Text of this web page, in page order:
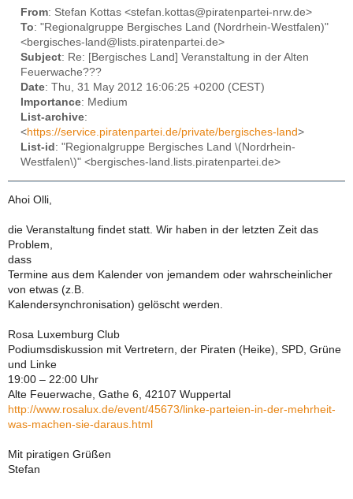
From: Stefan Kottas <stefan.kottas@piratenpartei-nrw.de>
To: "Regionalgruppe Bergisches Land (Nordrhein-Westfalen)"
<bergisches-land@lists.piratenpartei.de>
Subject: Re: [Bergisches Land] Veranstaltung in der Alten
Feuerwache???
Date: Thu, 31 May 2012 16:06:25 +0200 (CEST)
Importance: Medium
List-archive:
<https://service.piratenpartei.de/private/bergisches-land>
List-id : "Regionalgruppe Bergisches Land \(Nordrhein-
Westfalen\)" <bergisches-land.lists.piratenpartei.de>
Ahoi Olli,
die Veranstaltung findet statt. Wir haben in der letzten Zeit das
Problem,
dass
Termine aus dem Kalender von jemandem oder wahrscheinlicher
von etwas (z.B.
Kalendersynchronisation) gelöscht werden.
Rosa Luxemburg Club
Podiumsdiskussion mit Vertretern, der Piraten (Heike), SPD, Grüne
und Linke
19:00 – 22:00 Uhr
Alte Feuerwache, Gathe 6, 42107 Wuppertal
http://www.rosalux.de/event/45673/linke-parteien-in-der-mehrheit-
was-machen-sie-daraus.html
Mit piratigen Grüßen
Stefan